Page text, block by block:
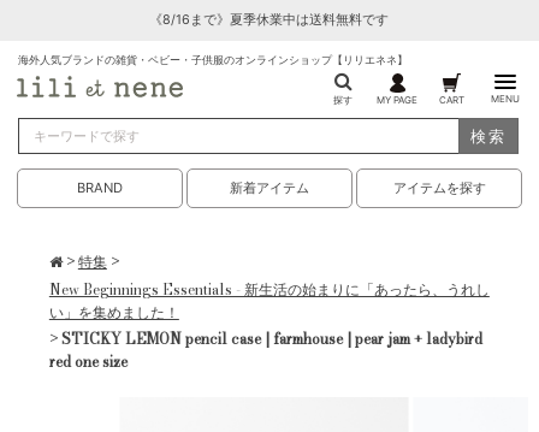
《8/16まで》夏季休業中は送料無料です
海外人気ブランドの雑貨・ベビー・子供服のオンラインショップ【リリエネネ】
探す MY PAGE CART MENU
検索
BRAND 新着アイテム アイテムを探す
>特集>
New Beginnings Essentials - 新生活の始まりに「あったら、うれし
い」を集めました！
> STICKY LEMON pencil case | farmhouse | pear jam + ladybird
red one size